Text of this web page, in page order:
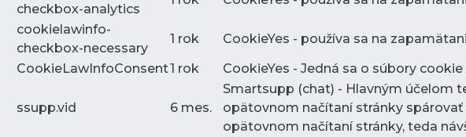
checkbox-analytics
cookielawinfo-
checkbox-necessary
1 rok
CookieYes - používa sa na
CookieLawInfoConsent1 rok CookieYes - Jedná sa o súbory
ssupp.vid 6 mes.
Smartsupp (chat) - Hlavným účelom
opätovnom načítaní stránky
opätovnom načítaní stránky, teda